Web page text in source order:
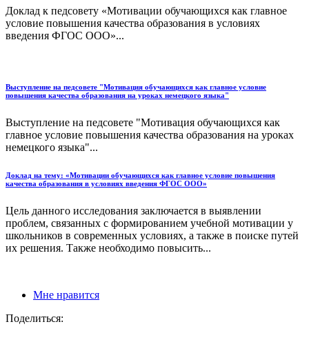
Доклад к педсовету «Мотивации обучающихся как главное
условие повышения качества образования в условиях
введения ФГОС ООО»...
Выступление на педсовете "Мотивация обучающихся как главное условие
повышения качества образования на уроках немецкого языка"
Выступление на педсовете "Мотивация обучающихся как
главное условие повышения качества образования на уроках
немецкого языка"...
Доклад на тему: «Мотивации обучающихся как главное условие повышения
качества образования в условиях введения ФГОС ООО»
Цель данного исследования заключается в выявлении
проблем, связанных с формированием учебной мотивации у
школьников в современных условиях, а также в поиске путей
их решения. Также необходимо повысить...
Мне нравится
Поделиться: